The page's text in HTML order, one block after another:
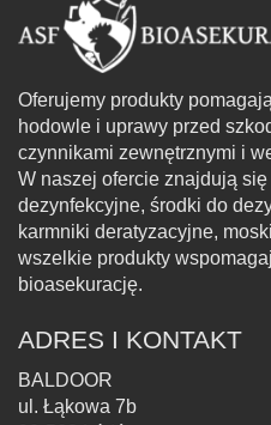
Oferujemy produkty
hodowle i uprawy przed
czynnikami zewnętrznymi i
W naszej ofercie znajdują się
dezynfekcyjne, środki do
karmniki deratyzacyjne,
wszelkie produkty
bioasekurację.
ADRES I KONTAKT
BALDOOR
ul. Łąkowa 7b